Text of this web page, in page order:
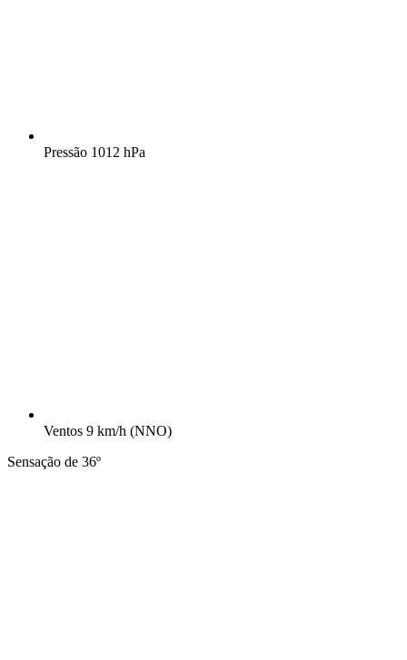
Pressão 1012 hPa
Ventos 9 km/h (NNO)
Sensação de 36º